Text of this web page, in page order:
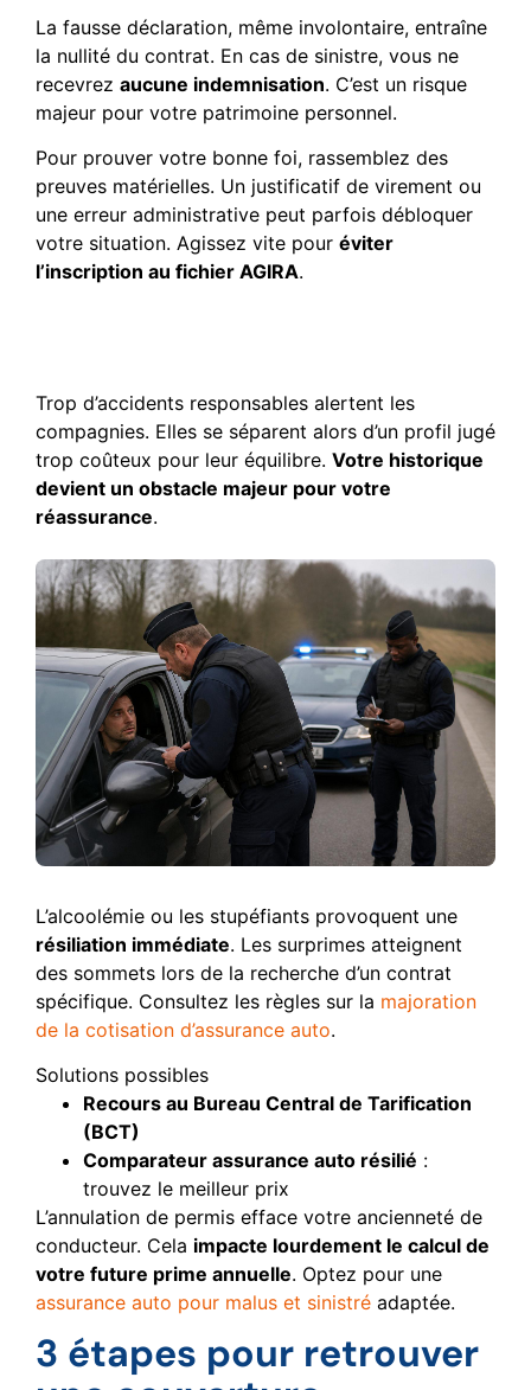
La fausse déclaration, même involontaire, entraîne
la nullité du contrat. En cas de sinistre, vous ne
recevrez aucune indemnisation. C’est un risque
majeur pour votre patrimoine personnel.
Pour prouver votre bonne foi, rassemblez des
preuves matérielles. Un justificatif de virement ou
une erreur administrative peut parfois débloquer
votre situation. Agissez vite pour éviter
l’inscription au fichier AGIRA.
Trop d’accidents responsables alertent les
compagnies. Elles se séparent alors d’un profil jugé
trop coûteux pour leur équilibre. Votre historique
devient un obstacle majeur pour votre
réassurance.
L’alcoolémie ou les stupéfiants provoquent une
résiliation immédiate. Les surprimes atteignent
des sommets lors de la recherche d’un contrat
spécifique. Consultez les règles sur la majoration
de la cotisation d’assurance auto.
Solutions possibles
Recours au Bureau Central de Tarification
(BCT)
Comparateur assurance auto résilié :
trouvez le meilleur prix
L’annulation de permis efface votre ancienneté de
conducteur. Cela impacte lourdement le calcul de
votre future prime annuelle. Optez pour une
assurance auto pour malus et sinistré adaptée.
3 étapes pour retrouver